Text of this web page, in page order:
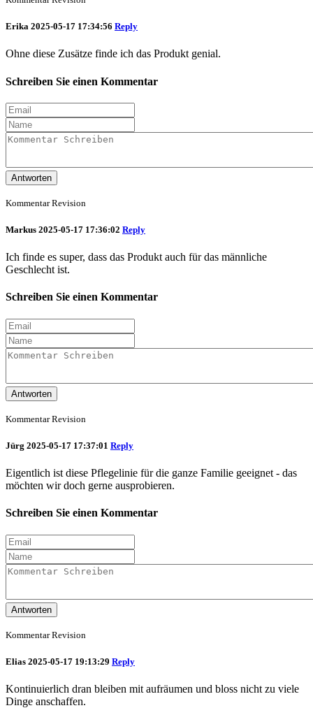
Erika 2025-05-17 17:34:56 Reply
Ohne diese Zusätze finde ich das Produkt genial.
Schreiben Sie einen Kommentar
Antworten
Kommentar Revision
Markus 2025-05-17 17:36:02 Reply
Ich finde es super, dass das Produkt auch für das männliche
Geschlecht ist.
Schreiben Sie einen Kommentar
Antworten
Kommentar Revision
Jürg 2025-05-17 17:37:01 Reply
Eigentlich ist diese Pflegelinie für die ganze Familie geeignet - das
möchten wir doch gerne ausprobieren.
Schreiben Sie einen Kommentar
Antworten
Kommentar Revision
Elias 2025-05-17 19:13:29 Reply
Kontinuierlich dran bleiben mit aufräumen und bloss nicht zu viele
Dinge anschaffen.